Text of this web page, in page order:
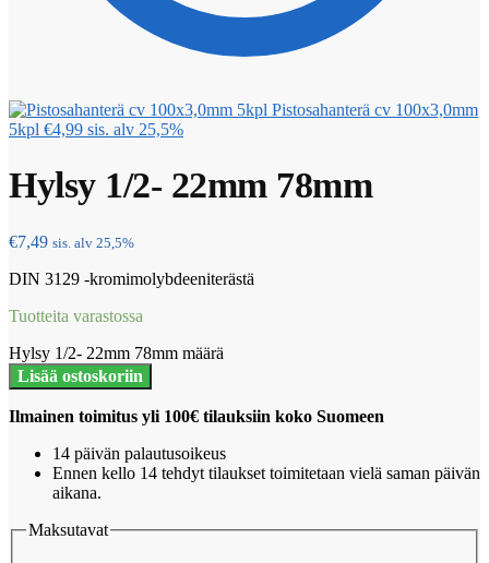
Pistosahanterä cv 100x3,0mm
5kpl €4,99 sis. alv 25,5%
Hylsy 1/2- 22mm 78mm
€7,49 sis. alv 25,5%
DIN 3129 -kromimolybdeeniterästä
Tuotteita varastossa
Hylsy 1/2- 22mm 78mm määrä
Lisää ostoskoriin
Ilmainen toimitus yli 100€ tilauksiin koko Suomeen
14 päivän palautusoikeus
Ennen kello 14 tehdyt tilaukset toimitetaan vielä saman päivän
aikana.
Maksutavat